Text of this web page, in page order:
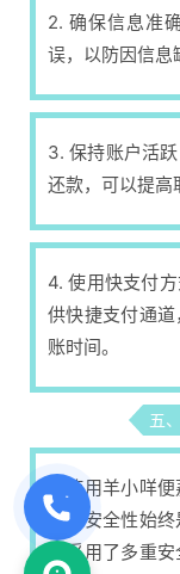
2. 确保信息准
误，以防因信息
3. 保持账户活
还款，可以提高
4. 使用快支付
供快捷支付通
账时间。
五
在使用羊小咩
时，安全性始
包采用了多重